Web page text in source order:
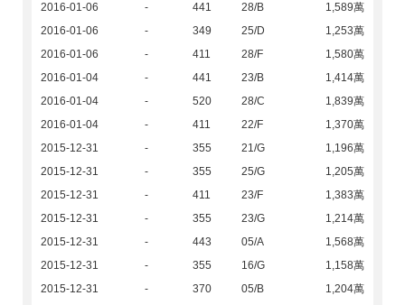
2016-01-06
- 441 28/B
1,589萬
2016-01-06
- 349 25/D
1,253萬
2016-01-06
- 411 28/F
1,580萬
2016-01-04
- 441 23/B
1,414萬
2016-01-04
- 520 28/C
1,839萬
2016-01-04
- 411 22/F
1,370萬
2015-12-31
- 355 21/G
1,196萬
2015-12-31
- 355 25/G
1,205萬
2015-12-31
- 411 23/F
1,383萬
2015-12-31
- 355 23/G
1,214萬
2015-12-31
- 443 05/A
1,568萬
2015-12-31
- 355 16/G
1,158萬
2015-12-31
- 370 05/B
1,204萬